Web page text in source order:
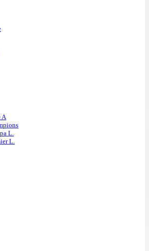
A
L.
L.